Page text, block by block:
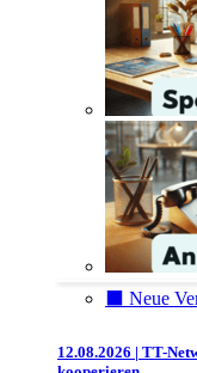
⬛️ Neue
12.08.2026 | TT-